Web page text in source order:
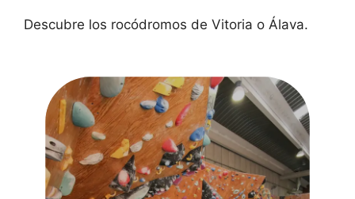
Descubre los rocódromos de Vitoria o Álava.